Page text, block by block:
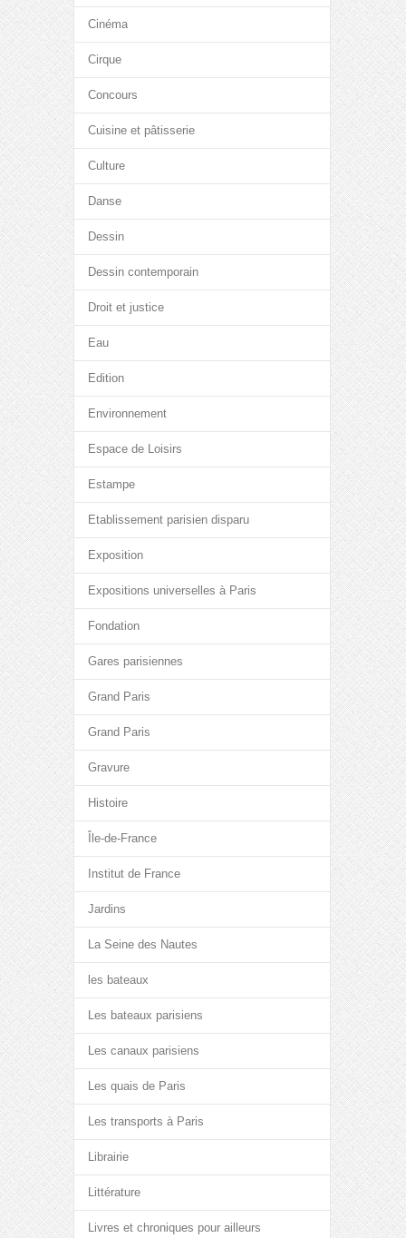
Cinéma
Cirque
Concours
Cuisine et pâtisserie
Culture
Danse
Dessin
Dessin contemporain
Droit et justice
Eau
Edition
Environnement
Espace de Loisirs
Estampe
Etablissement parisien disparu
Exposition
Expositions universelles à Paris
Fondation
Gares parisiennes
Grand Paris
Grand Paris
Gravure
Histoire
Île-de-France
Institut de France
Jardins
La Seine des Nautes
les bateaux
Les bateaux parisiens
Les canaux parisiens
Les quais de Paris
Les transports à Paris
Librairie
Littérature
Livres et chroniques pour ailleurs